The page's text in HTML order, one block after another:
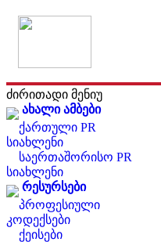
ძირითადი მენიუ
ახალი ამბები
ქართული PR
სიახლენი
საერთაშორისო PR
სიახლენი
რესურსები
პროფესიული
კოდექსები
ქეისები